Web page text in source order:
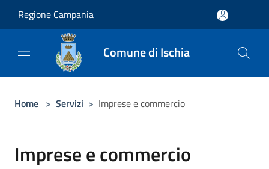
Regione Campania
Comune di Ischia
Home > Servizi > Imprese e commercio
Imprese e commercio